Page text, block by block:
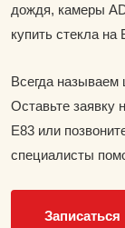
дождя, камеры
купить стекла на
Всегда называем
Оставьте заявку
E83 или
специалисты
Записаться